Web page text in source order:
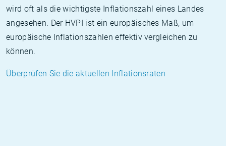
wird oft als die wichtigste Inflationszahl eines Landes
angesehen. Der HVPI ist ein europäisches Maß, um
europäische Inflationszahlen effektiv vergleichen zu
können.
Überprüfen Sie die aktuellen Inflationsraten